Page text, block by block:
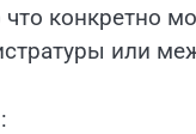
конкретно
или